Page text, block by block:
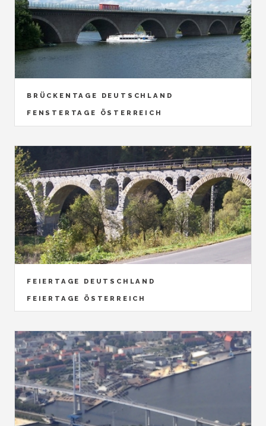
BRÜCKENTAGE DEUTSCHLAND
FENSTERTAGE ÖSTERREICH
FEIERTAGE DEUTSCHLAND
FEIERTAGE ÖSTERREICH